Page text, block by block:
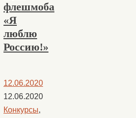
флешмоба
«Я
люблю
Россию!»​
12.06.2020
12.06.2020
Конкурсы,